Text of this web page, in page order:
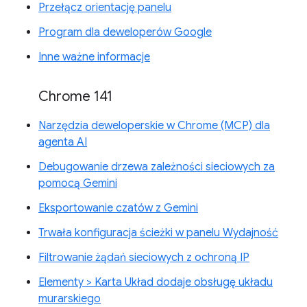
Przełącz orientację panelu
Program dla deweloperów Google
Inne ważne informacje
Chrome 141
Narzędzia deweloperskie w Chrome (MCP) dla
agenta AI
Debugowanie drzewa zależności sieciowych za
pomocą Gemini
Eksportowanie czatów z Gemini
Trwała konfiguracja ścieżki w panelu Wydajność
Filtrowanie żądań sieciowych z ochroną IP
Elementy > Karta Układ dodaje obsługę układu
murarskiego